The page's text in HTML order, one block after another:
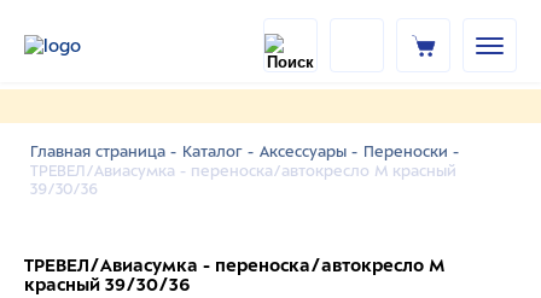
Главная страница - Каталог - Аксессуары - Переноски -
ТРЕВЕЛ/Авиасумка - переноска/автокресло M красный
39/30/36
ТРЕВЕЛ/Авиасумка - переноска/автокресло M
красный 39/30/36